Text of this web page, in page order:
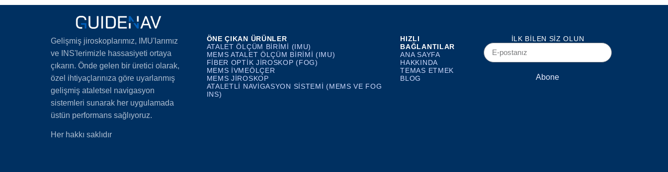
Gelişmiş jiroskoplarımız, IMU'larımız
ve INS'lerimizle hassasiyeti ortaya
çıkarın. Önde gelen bir üretici olarak,
özel ihtiyaçlarınıza göre uyarlanmış
gelişmiş ataletsel navigasyon
sistemleri sunarak her uygulamada
üstün performans sağlıyoruz.
Her hakkı saklıdır
ÖNE ÇIKAN ÜRÜNLER
ATALET ÖLÇÜM BIRIMI (IMU)
MEMS ATALET ÖLÇÜM BIRIMI (IMU)
FIBER OPTIK JIROSKOP (FOG)
MEMS İVMEÖLÇER
MEMS JIROSKOP
ATALETLI NAVIGASYON SISTEMI (MEMS VE FOG
INS)
HIZLI
BAĞLANTILAR
ANA SAYFA
HAKKINDA
TEMAS ETMEK
BLOG
İLK BILEN SIZ OLUN
Abone